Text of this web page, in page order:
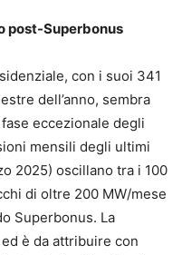
post-Superbonus
con i suoi 341
dell’anno, sembra
eccezionale degli
mensili degli ultimi
2025) oscillano tra i 100
di oltre 200 MW/mese
Superbonus. La
è da attribuire con